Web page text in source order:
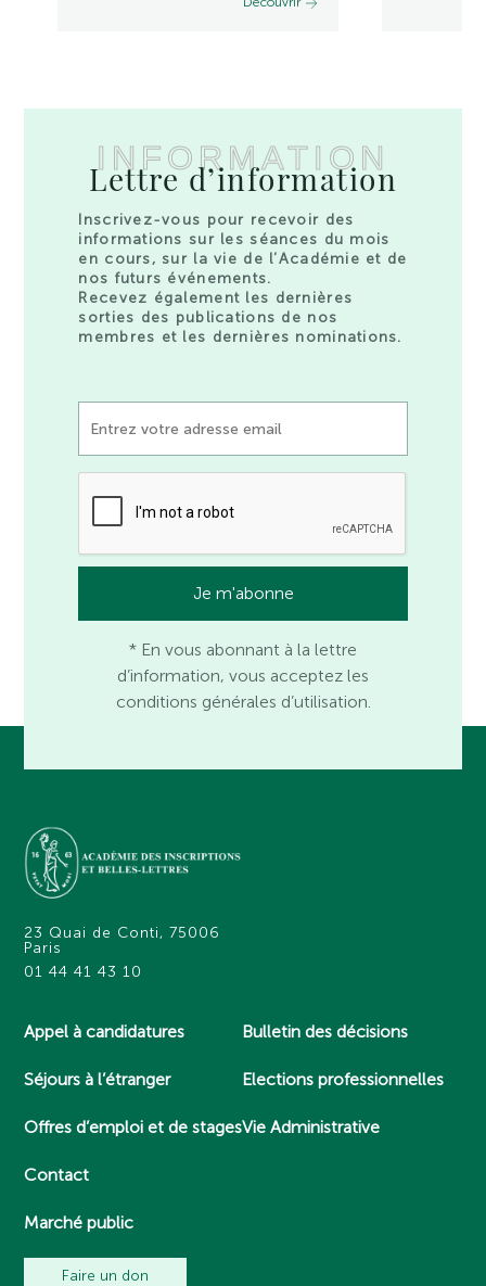
INFORMATION
Lettre d’information
Inscrivez-vous pour recevoir des
informations sur les séances du mois
en cours, sur la vie de l’Académie et de
nos futurs événements.
Recevez également les dernières
sorties des publications de nos
membres et les dernières nominations.
* En vous abonnant à la lettre
d’information, vous acceptez les
conditions générales d’utilisation.
23 Quai de Conti, 75006
Paris
01 44 41 43 10
Appel à candidatures
Séjours à l’étranger
Offres d’emploi et de stages
Contact
Marché public
Bulletin des décisions
Elections professionnelles
Vie Administrative
Faire un don